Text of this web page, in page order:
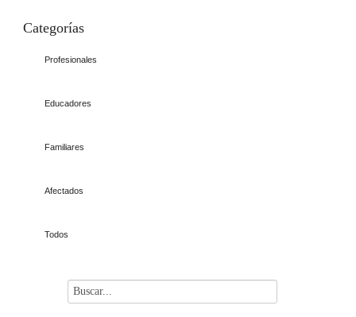
Categorías
Profesionales
Educadores
Familiares
Afectados
Todos